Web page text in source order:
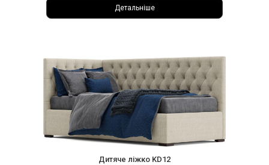
Детальніше
Дитяче ліжко KD12